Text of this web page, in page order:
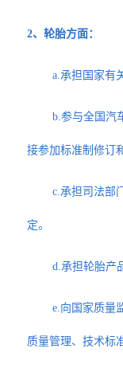
2、轮胎方面：
a.承担国家有关
b.参与全国汽车
接参加标准制修订
c.承担司法部门
定。
d.承担轮胎产品
e.向国家质量监
质量管理、技术标